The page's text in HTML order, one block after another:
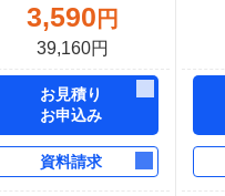
3,590 円
39,160円
お見積り
お申込み
資料請求